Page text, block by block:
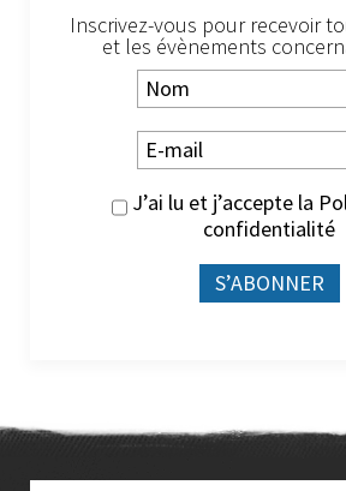
Inscrivez-vous pour recevoir
et les évènements
J’ai lu et j’accepte la
confidentialité